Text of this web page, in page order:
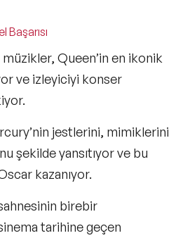
müzikler, Queen’in en ikonik
ve izleyiciyi konser
jestlerini, mimiklerini
şekilde yansıtıyor ve bu
kazanıyor.
birebir
tarihine geçen